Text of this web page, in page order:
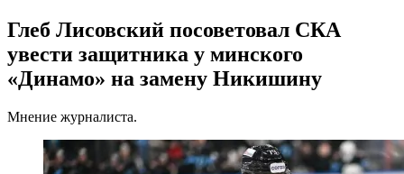
Глеб Лисовский посоветовал СКА
увести защитника у минского
«Динамо» на замену Никишину
Мнение журналиста.